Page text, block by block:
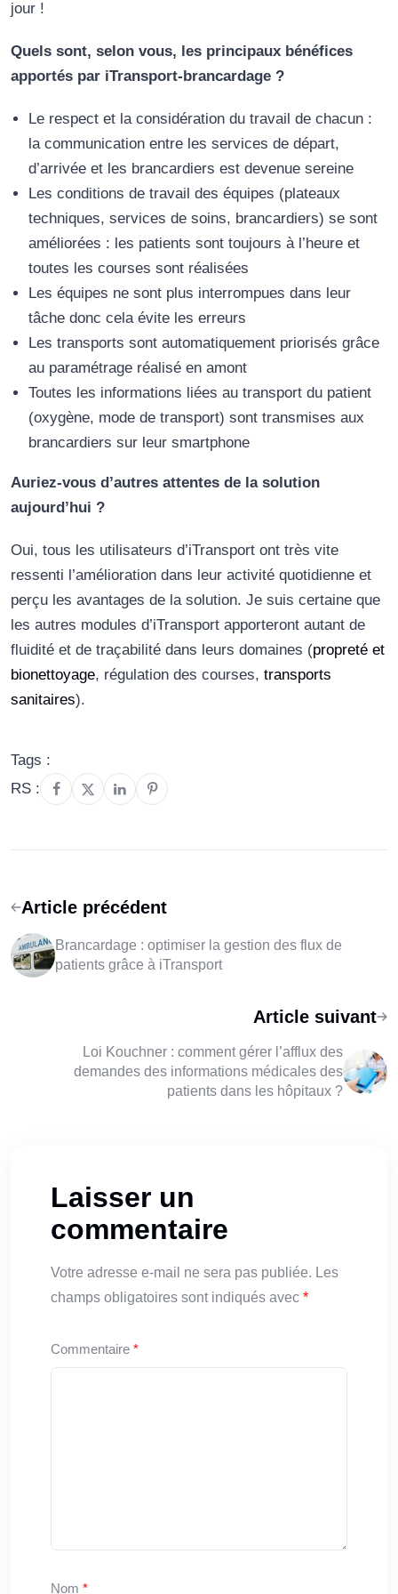
jour !
Quels sont, selon vous, les principaux bénéfices
apportés par iTransport-brancardage ?
Le respect et la considération du travail de chacun :
la communication entre les services de départ,
d’arrivée et les brancardiers est devenue sereine
Les conditions de travail des équipes (plateaux
techniques, services de soins, brancardiers) se sont
améliorées : les patients sont toujours à l’heure et
toutes les courses sont réalisées
Les équipes ne sont plus interrompues dans leur
tâche donc cela évite les erreurs
Les transports sont automatiquement priorisés grâce
au paramétrage réalisé en amont
Toutes les informations liées au transport du patient
(oxygène, mode de transport) sont transmises aux
brancardiers sur leur smartphone
Auriez-vous d’autres attentes de la solution
aujourd’hui ?
Oui, tous les utilisateurs d’iTransport ont très vite
ressenti l’amélioration dans leur activité quotidienne et
perçu les avantages de la solution. Je suis certaine que
les autres modules d’iTransport apporteront autant de
fluidité et de traçabilité dans leurs domaines (propreté et
bionettoyage, régulation des courses, transports
sanitaires).
Tags :
RS :
Article précédent
Brancardage : optimiser la gestion des flux de
patients grâce à iTransport
Article suivant
Loi Kouchner : comment gérer l’afflux des
demandes des informations médicales des
patients dans les hôpitaux ?
Laisser un
commentaire
Votre adresse e-mail ne sera pas publiée. Les
champs obligatoires sont indiqués avec *
Commentaire *
Nom *